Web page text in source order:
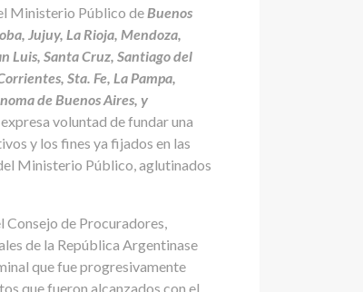
Ministerio Público deBuenos
Jujuy, La Rioja, Mendoza,
Luis, Santa Cruz, Santiago del
Sta. Fe, La Pampa,
de Buenos Aires, y
voluntad de fundar una
y los fines ya fijados en las
Ministerio Público, aglutinados
Consejo de Procuradores,
de la República Argentinase
que fue progresivamente
que fueron alcanzados con el